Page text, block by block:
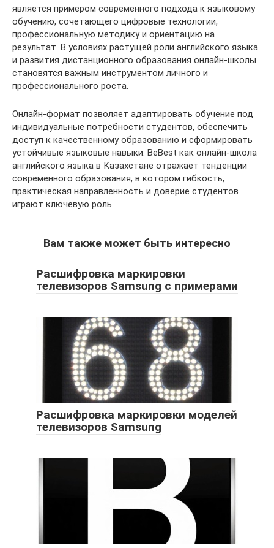
является примером современного подхода к языковому
обучению, сочетающего цифровые технологии,
профессиональную методику и ориентацию на
результат. В условиях растущей роли английского языка
и развития дистанционного образования онлайн-школы
становятся важным инструментом личного и
профессионального роста.
Онлайн-формат позволяет адаптировать обучение под
индивидуальные потребности студентов, обеспечить
доступ к качественному образованию и сформировать
устойчивые языковые навыки. BeBest как онлайн-школа
английского языка в Казахстане отражает тенденции
современного образования, в котором гибкость,
практическая направленность и доверие студентов
играют ключевую роль.
Вам также может быть интересно
Расшифровка маркировки
телевизоров Samsung с примерами
Расшифровка маркировки моделей
телевизоров Samsung